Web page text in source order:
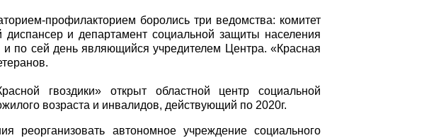
профилакторием боролись три ведомства: комитет
диспансер и департамент социальной защиты населения
по сей день являющийся учредителем Центра. «Красная
гвоздики» открыт областной центр социальной
возраста и инвалидов, действующий по 2020г.
реорганизовать автономное учреждение социального